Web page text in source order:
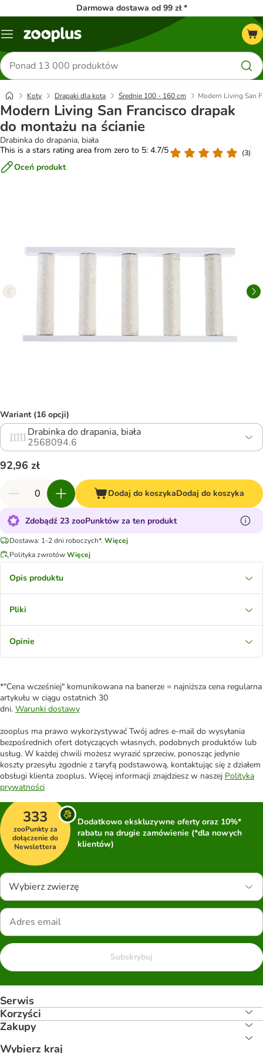
Darmowa dostawa od 99 zł *
Menu
Szukaj
produktów
Koty Drapaki dla kota Średnie 100 - 160 cm Modern Living San
Modern Living San Francisco drapak
do montażu na ścianie
Drabinka do drapania, biała
This is a stars rating area from zero to 5: 4.7/5
(3)
Oceń produkt
Wariant (16 opcji)
Drabinka do drapania, biała
2568094.6
92,96 zł
Dodaj do koszykaDodaj do koszyka
Zdobądź 23 zooPunktów za ten produkt
Dostawa: 1-2 dni roboczych*. Więcej
Polityka zwrotówWięcej
Opis produktu
Pliki
Opinie
*"Cena wcześniej" komunikowana na banerze = najniższa cena regularna
artykułu w ciągu ostatnich 30
dni. Warunki dostawy
zooplus ma prawo wykorzystywać Twój adres e-mail do wysyłania
bezpośrednich ofert dotyczących własnych, podobnych produktów lub
usług. W każdej chwili możesz wyrazić sprzeciw, ponosząc jedynie
koszty przesyłu zgodnie z taryfą podstawową, kontaktując się z działem
obsługi klienta zooplus. Więcej informacji znajdziesz w naszej Polityka
prywatności
333
zooPunkty za
dołączenie do
Newslettera
Dodatkowo ekskluzywne oferty oraz 10%*
rabatu na drugie zamówienie (*dla nowych
klientów)
Wybierz zwierzę
Subskrybuj
Serwis
Korzyści
Zakupy
Wybierz kraj